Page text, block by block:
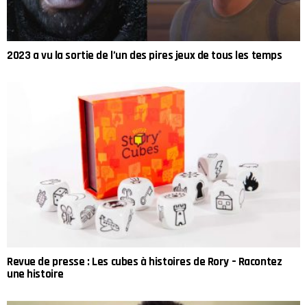
2023 a vu la sortie de l’un des pires jeux de tous les temps
Revue de presse : Les cubes à histoires de Rory – Racontez
une histoire